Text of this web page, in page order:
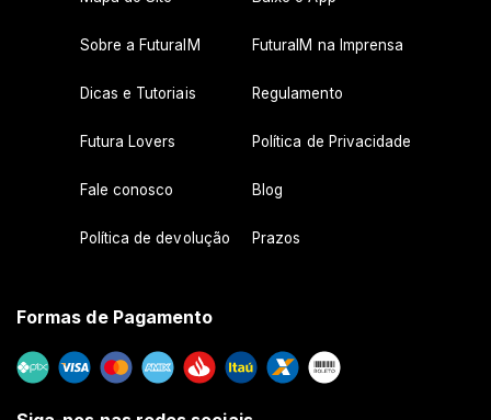
Sobre a FuturaIM FuturaIM na Imprensa
Dicas e Tutoriais Regulamento
Futura Lovers Política de Privacidade
Fale conosco Blog
Política de devolução Prazos
Formas de Pagamento